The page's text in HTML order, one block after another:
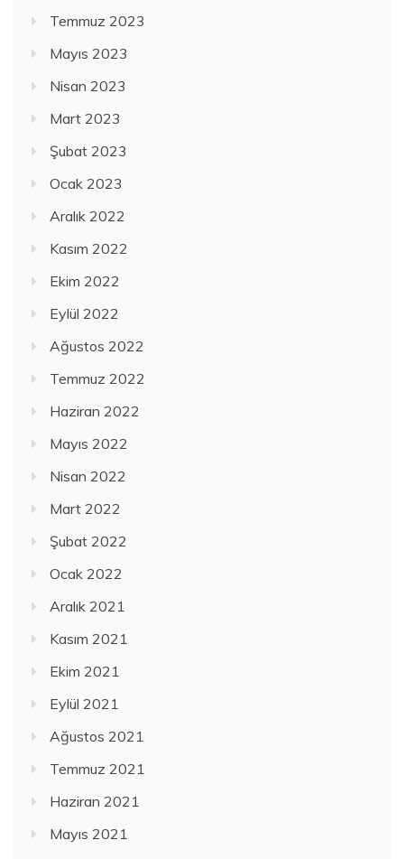
Temmuz 2023
Mayıs 2023
Nisan 2023
Mart 2023
Şubat 2023
Ocak 2023
Aralık 2022
Kasım 2022
Ekim 2022
Eylül 2022
Ağustos 2022
Temmuz 2022
Haziran 2022
Mayıs 2022
Nisan 2022
Mart 2022
Şubat 2022
Ocak 2022
Aralık 2021
Kasım 2021
Ekim 2021
Eylül 2021
Ağustos 2021
Temmuz 2021
Haziran 2021
Mayıs 2021